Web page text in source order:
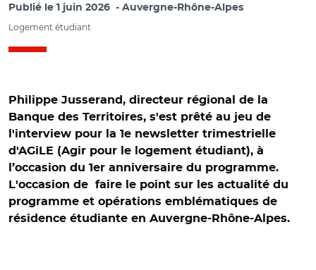
Publié le 1 juin 2026 Auvergne-Rhône-Alpes
Logement étudiant
Philippe Jusserand, directeur régional de la
Banque des Territoires, s'est prêté au jeu de
l'interview pour la 1e newsletter trimestrielle
d'AGiLE (Agir pour le logement étudiant), à
l’occasion du 1er anniversaire du programme.
L'occasion de faire le point sur les actualité du
programme et opérations emblématiques de
résidence étudiante en Auvergne-Rhône-Alpes.